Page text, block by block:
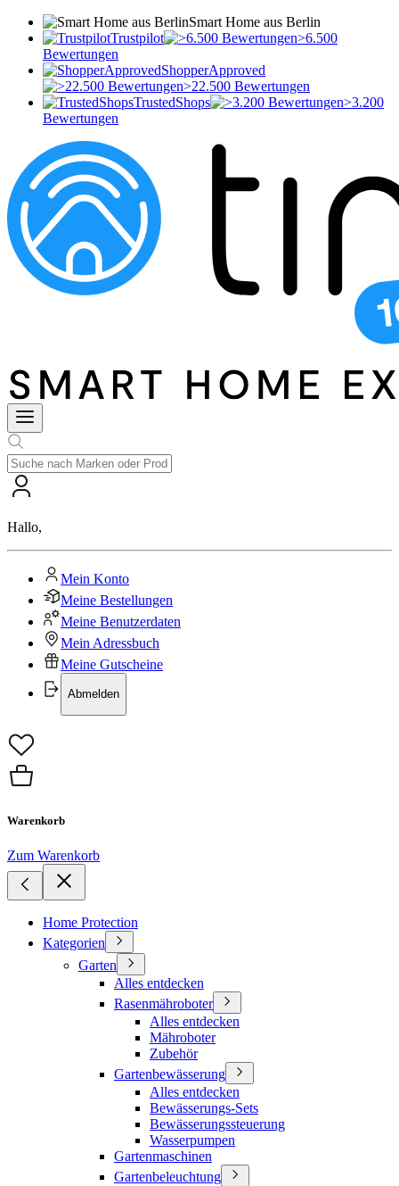
Smart Home aus Berlin
Trustpilot
>6.500
Bewertungen
ShopperApproved
>22.500 Bewertungen
TrustedShops
>3.200
Bewertungen
Hallo,
Mein Konto
Meine Bestellungen
Meine Benutzerdaten
Mein Adressbuch
Meine Gutscheine
Abmelden
Warenkorb
Zum Warenkorb
Home Protection
Kategorien
Garten
Alles entdecken
Rasenmähroboter
Alles entdecken
Mähroboter
Zubehör
Gartenbewässerung
Alles entdecken
Bewässerungs-Sets
Bewässerungssteuerung
Wasserpumpen
Gartenmaschinen
Gartenbeleuchtung